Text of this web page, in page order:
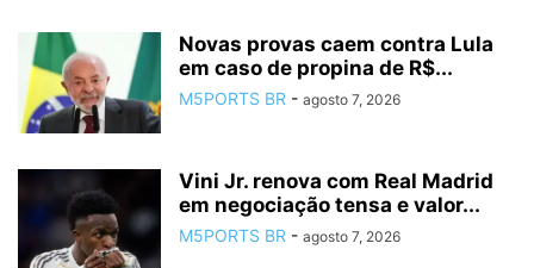
Novas provas caem contra Lula
em caso de propina de R$...
M5PORTS BR - agosto 7, 2026
Vini Jr. renova com Real Madrid
em negociação tensa e valor...
M5PORTS BR - agosto 7, 2026